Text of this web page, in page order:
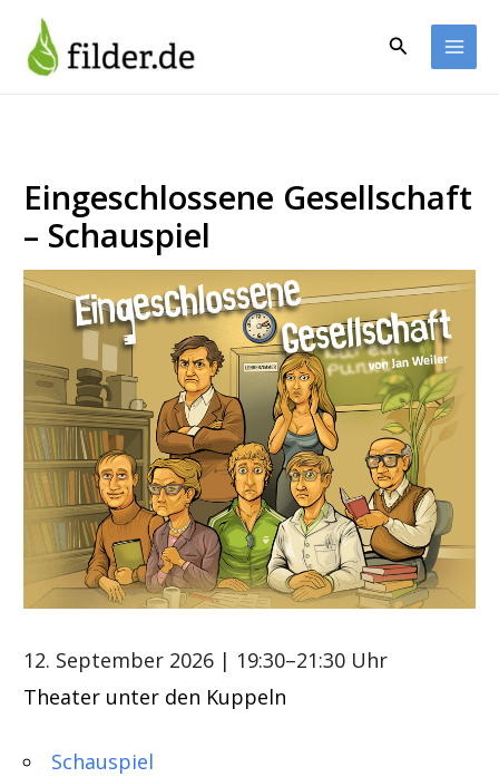
Inhalt
springen
Suchen
Eingeschlossene Gesellschaft
– Schauspiel
12. September 2026 | 19:30–21:30 Uhr
Theater unter den Kuppeln
Schauspiel